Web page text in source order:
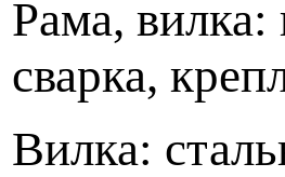
Рама,
сварка,
Вилка: